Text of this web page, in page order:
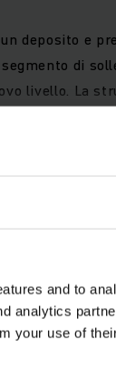
and to
analytics
your use of
deposito e
di
livello. La
e una
sono sempre
guida si